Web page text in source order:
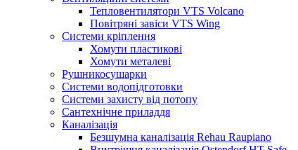
Тепловентилятори VTS Volcano
Повітряні завіси VTS Wing
Системи кріплення
Хомути пластикові
Хомути металеві
Рушникосушарки
Системи водопідготовки
Системи захисту від потопу
Сантехнічне приладдя
Каналізація
Безшумна каналізація Rehau Raupiano